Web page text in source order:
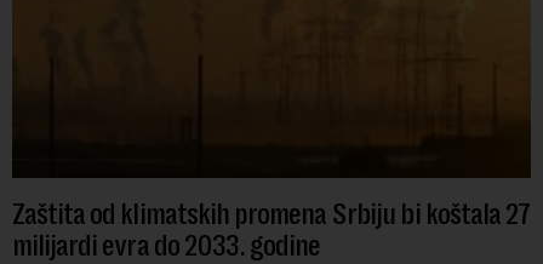
Zaštita od klimatskih promena Srbiju bi koštala 27
milijardi evra do 2033. godine